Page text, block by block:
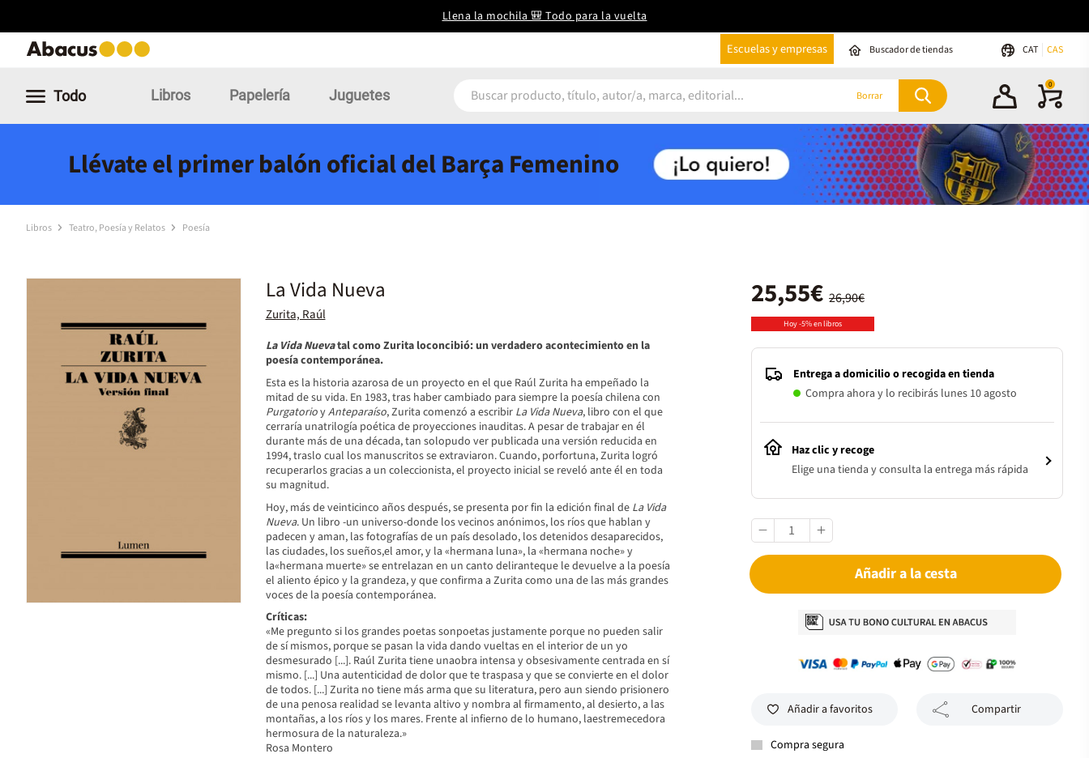
Llena la mochila 🎒 Todo para la vuelta
Escuelas y empresas Buscador de tiendas CAT CAS
Todo Libros Papelería Juguetes Borrar
0
Llévate el primer balón oficial del Barça Femenino
Libros Teatro, Poesía y Relatos Poesía
La Vida Nueva
Zurita, Raúl
La Vida Nuevatal como Zurita loconcibió: un verdadero acontecimiento en la
poesía contemporánea.
Esta es la historia azarosa de un proyecto en el que Raúl Zurita ha empeñado la
mitad de su vida. En 1983, tras haber cambiado para siempre la poesía chilena con
PurgatorioyAnteparaíso, Zurita comenzó a escribir La Vida Nueva, libro con el que
cerraría unatrilogía poética de proyecciones inauditas. A pesar de trabajar en él
durante más de una década, tan solopudo ver publicada una versión reducida en
1994, traslo cual los manuscritos se extraviaron. Cuando, porfortuna, Zurita logró
recuperarlos gracias a un coleccionista, el proyecto inicial se reveló ante él en toda
su magnitud.
Hoy, más de veinticinco años después, se presenta por fin la edición final de La Vida
Nueva. Un libro -un universo-donde los vecinos anónimos, los ríos que hablan y
padecen y aman, las fotografías de un país desolado, los detenidos desaparecidos,
las ciudades, los sueños,el amor, y la «hermana luna», la «hermana noche» y
la«hermana muerte» se entrelazan en un canto deliranteque le devuelve a la poesía
el aliento épico y la grandeza, y que confirma a Zurita como una de las más grandes
voces de la poesía contemporánea.
Críticas:
«Me pregunto si los grandes poetas sonpoetas justamente porque no pueden salir
de sí mismos, porque se pasan la vida dando vueltas en el interior de un yo
desmesurado [...]. Raúl Zurita tiene unaobra intensa y obsesivamente centrada en sí
mismo. [...] Una autenticidad de dolor que te traspasa y que se convierte en el dolor
de todos. [...] Zurita no tiene más arma que su literatura, pero aun siendo prisionero
de una penosa realidad se levanta altivo y nombra al firmamento, al desierto, a las
montañas, a los ríos y los mares. Frente al infierno de lo humano, laestremecedora
hermosura de la naturaleza.»
Rosa Montero
26,90€
25,55€
Hoy -5% en libros
Entrega a domicilio o recogida en tienda
Compra ahora y lo recibirás lunes 10 agosto
Haz clic y recoge
Elige una tienda y consulta la entrega más rápida
Añadir a la cesta
Añadir a favoritos Compartir
Compra segura